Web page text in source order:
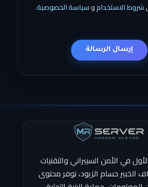
شروط الاستخداموسياسة الخصوصية.
إرسال الرسالة
في الأمن السيبراني والتقنيات
الخبير حسام الزيود، نوفر محتوى